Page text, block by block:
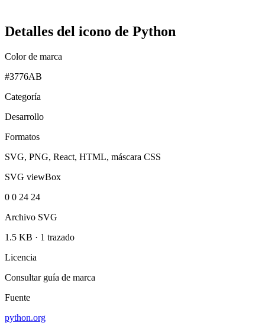
Detalles del icono de Python
Color de marca
#3776AB
Categoría
Desarrollo
Formatos
SVG, PNG, React, HTML, máscara CSS
SVG viewBox
0 0 24 24
Archivo SVG
1.5 KB · 1 trazado
Licencia
Consultar guía de marca
Fuente
python.org